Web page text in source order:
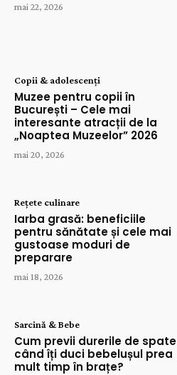
mai 22, 2026
Copii & adolescenți
Muzee pentru copii în
București – Cele mai
interesante atracții de la
„Noaptea Muzeelor” 2026
mai 20, 2026
Rețete culinare
Iarba grasă: beneficiile
pentru sănătate și cele mai
gustoase moduri de
preparare
mai 18, 2026
Sarcină & Bebe
Cum previi durerile de spate
când îți duci bebelușul prea
mult timp în brațe?